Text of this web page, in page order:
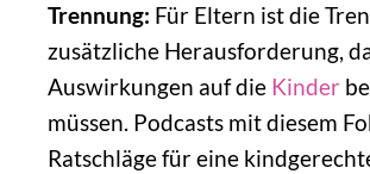
Trennung: Für Eltern ist die
zusätzliche Herausforderung,
Auswirkungen auf die Kinder
müssen. Podcasts mit diesem
Ratschläge für eine